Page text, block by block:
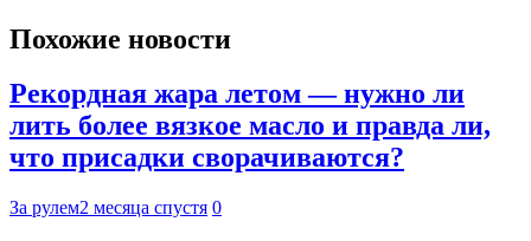
Похожие новости
Рекордная жара летом — нужно ли
лить более вязкое масло и правда ли,
что присадки сворачиваются?
За рулем2 месяца спустя 0